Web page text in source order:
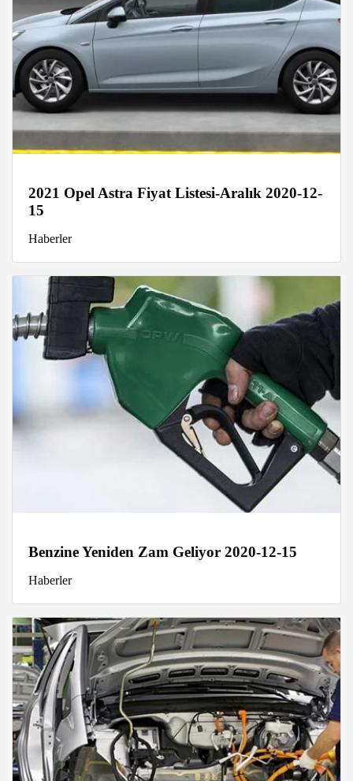
2021 Opel Astra Fiyat Listesi-Aralık 2020-12-
15
Haberler
Benzine Yeniden Zam Geliyor 2020-12-15
Haberler